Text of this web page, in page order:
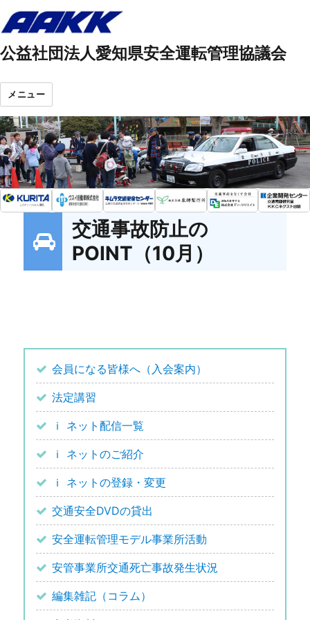
公益社団法人愛知県安全運転管理協議会
メニュー
交通事故防止の
POINT（10月）
会員になる皆様へ（入会案内）
法定講習
ｉ ネット配信一覧
ｉ ネットのご紹介
ｉ ネットの登録・変更
交通安全DVDの貸出
安全運転管理モデル事業所活動
安管事業所交通死亡事故発生状況
編集雑記（コラム）